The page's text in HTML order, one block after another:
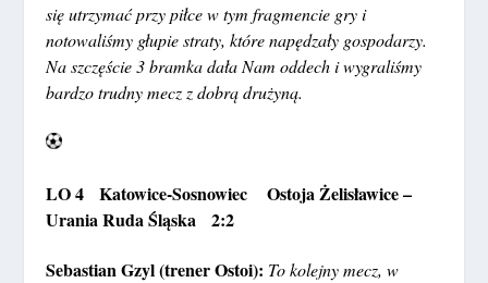
się utrzymać przy piłce w tym fragmencie gry i
notowaliśmy głupie straty, które napędzały gospodarzy.
Na szczęście 3 bramka dała Nam oddech i wygraliśmy
bardzo trudny mecz z dobrą drużyną.
LO 4 Katowice-Sosnowiec Ostoja Żelisławice –
Urania Ruda Śląska 2:2
Sebastian Gzyl (trener Ostoi): To kolejny mecz, w